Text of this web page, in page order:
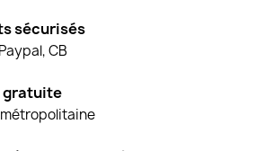
sécurisés
CB
gratuite
métropolitaine